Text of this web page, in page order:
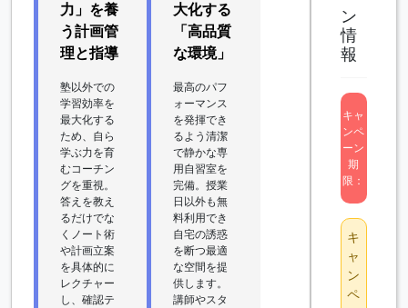
力」を養
う計画管
理と指導
塾以外での
学習効率を
最大化する
ため、自ら
学ぶ力を育
むコーチン
グを重視。
答えを教え
るだけでな
くノート術
や計画立案
を具体的に
レクチャー
し、確認テ
大化する
「高品質
な環境」
最高のパフ
ォーマンス
を発揮でき
るよう清潔
で静かな専
用自習室を
完備。授業
日以外も無
料利用でき
自宅の誘惑
を断つ最適
な空間を提
供します。
講師やスタ
ン
情
報
キャ
ンペ
ーン
期
限：
キ
ャ
ン
ペ